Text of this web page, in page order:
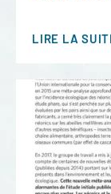
LIRE LA